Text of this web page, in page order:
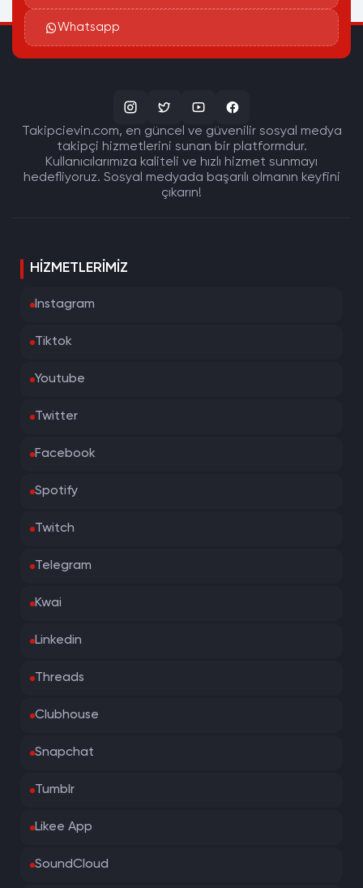
Whatsapp
Takipcievin.com, en güncel ve güvenilir sosyal medya
takipçi hizmetlerini sunan bir platformdur.
Kullanıcılarımıza kaliteli ve hızlı hizmet sunmayı
hedefliyoruz. Sosyal medyada başarılı olmanın keyfini
çıkarın!
HIZMETLERIMIZ
Instagram
Tiktok
Youtube
Twitter
Facebook
Spotify
Twitch
Telegram
Kwai
Linkedin
Threads
Clubhouse
Snapchat
Tumblr
Likee App
SoundCloud